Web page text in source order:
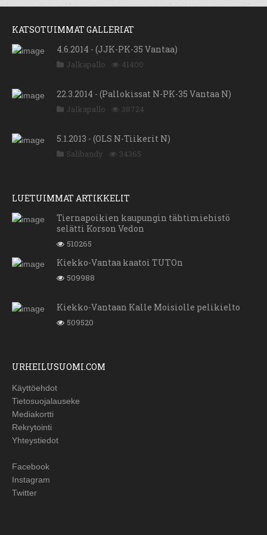
KATSOTUIMMAT GALLERIAT
4.6.2014 - (JJK-PK-35 Vantaa)
Jalkapallo 41400
22.3.2014 - (Pallokissat N-PK-35 Vantaa N)
Jalkapallo 38724
5.1.2013 - (OLS N-Tiikerit N)
Salibandy 34365
LUETUIMMAT ARTIKKELIT
Tiernapoikien kaupungin tähtimiehistö
selätti Korson Vedon
510265
Kiekko-Vantaa kaatoi TUTOn
509988
Kiekko-Vantaan Kalle Moisiolle pelikielto
509520
URHEILUSUOMI.COM
Käyttöehdot
Tietosuojalauseke
Mediakortti
Rekrytointi
Yhteystiedot
Facebook
Instagram
Twitter